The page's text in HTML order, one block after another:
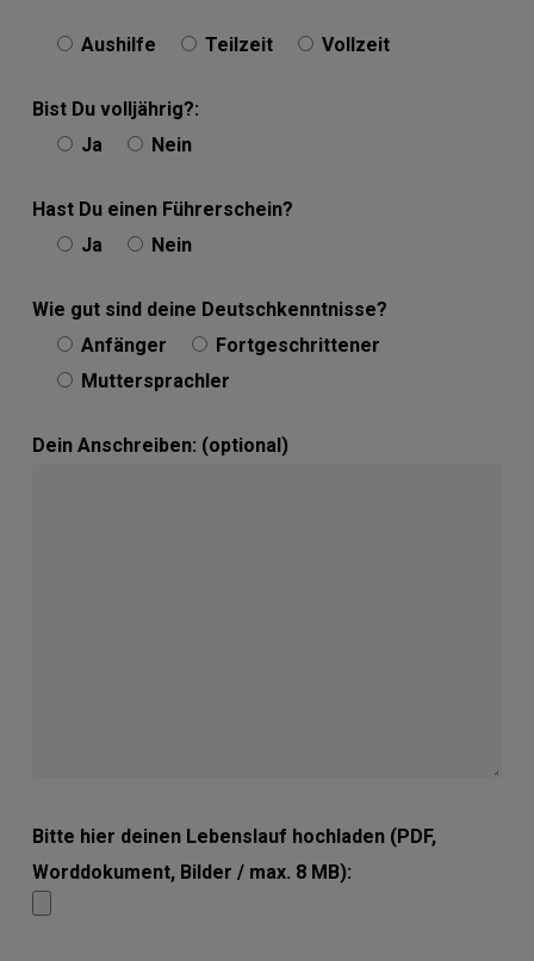
Aushilfe Teilzeit Vollzeit
Bist Du volljährig?:
Ja
Nein
Hast Du einen Führerschein?
Ja
Nein
Wie gut sind deine Deutschkenntnisse?
Anfänger
Fortgeschrittener
Muttersprachler
Dein Anschreiben: (optional)
Bitte hier deinen Lebenslauf hochladen (PDF,
Worddokument, Bilder / max. 8 MB):